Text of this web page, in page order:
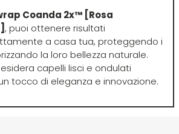
Muster
Muster & Dikson
R
Coanda 2x™ [Rosa
, puoi ottenere risultati
a casa tua, proteggendo i
la loro bellezza naturale.
capelli lisci e ondulati
tocco di eleganza e innovazione.